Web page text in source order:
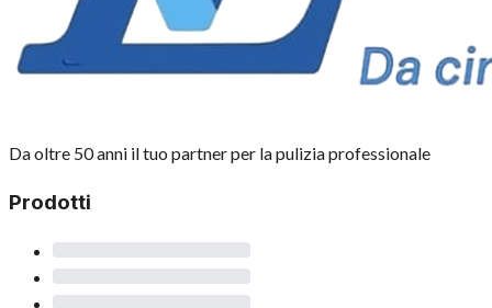
Da oltre 50 anni il tuo partner per la pulizia professionale
Prodotti